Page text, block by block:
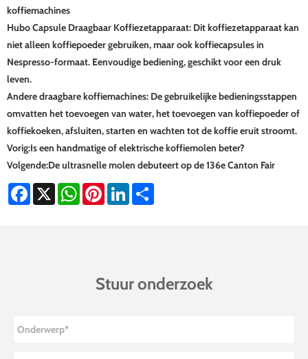
koffiemachines
Hubo Capsule Draagbaar Koffiezetapparaat: Dit koffiezetapparaat kan
niet alleen koffiepoeder gebruiken, maar ook koffiecapsules in
Nespresso-formaat. Eenvoudige bediening, geschikt voor een druk
leven.
‌Andere draagbare koffiemachines‌: De gebruikelijke bedieningsstappen
omvatten het toevoegen van water, het toevoegen van koffiepoeder of
koffiekoeken, afsluiten, starten en wachten tot de koffie eruit stroomt.
Vorig:Is een handmatige of elektrische koffiemolen beter?
Volgende:De ultrasnelle molen debuteert op de 136e Canton Fair
Facebook
X WhatsAppPinterestLinkedIn
Stuur onderzoek